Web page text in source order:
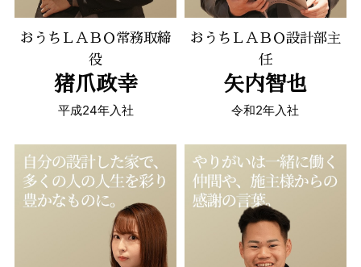
おうちＬＡＢＯ常務取締
役
猪爪政幸
平成24年入社
おうちＬＡＢＯ設計部主
任
矢内智也
令和2年入社